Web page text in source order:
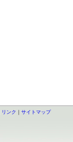
リンク ｜ サイトマップ